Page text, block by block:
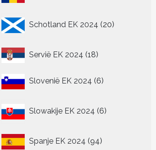
Schotland EK 2024 20
producten
Servië EK 2024 1818
Slovenië EK 2024 66
Slowakije EK 2024 6
producten
Spanje EK 2024 9494